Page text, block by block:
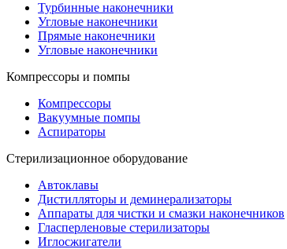
Турбинные наконечники
Угловые наконечники
Прямые наконечники
Угловые наконечники
Компрессоры и помпы
Компрессоры
Вакуумные помпы
Аспираторы
Стерилизационное оборудование
Автоклавы
Дистилляторы и деминерализаторы
Аппараты для чистки и смазки наконечников
Гласперленовые стерилизаторы
Иглосжигатели